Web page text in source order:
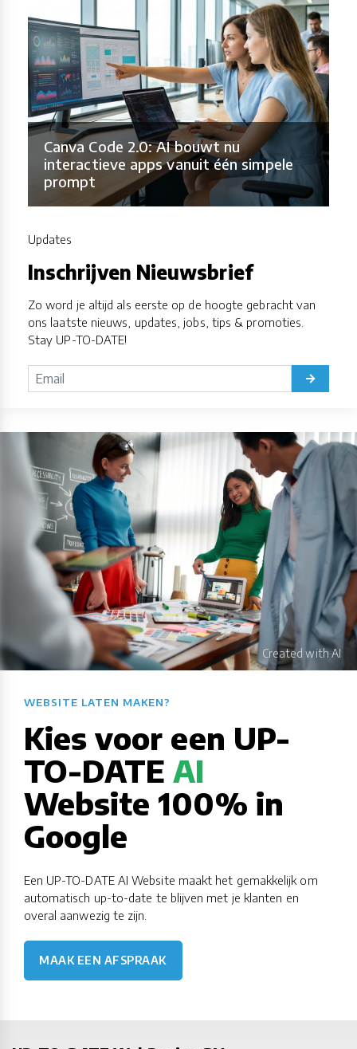
Canva Code 2.0: AI bouwt nu
interactieve apps vanuit één simpele
prompt
Updates
Inschrijven Nieuwsbrief
Zo word je altijd als eerste op de hoogte gebracht van
ons laatste nieuws, updates, jobs, tips & promoties.
Stay UP-TO-DATE!
WEBSITE LATEN MAKEN?​​​​​​​​​​​​​​
Kies voor een UP-
TO-DATE AI
Website 100% in
Google
Een UP-TO-DATE AI Website maakt het gemakkelijk om
automatisch up-to-date te blijven met je klanten en
overal aanwezig te zijn.
MAAK EEN AFSPRAAK